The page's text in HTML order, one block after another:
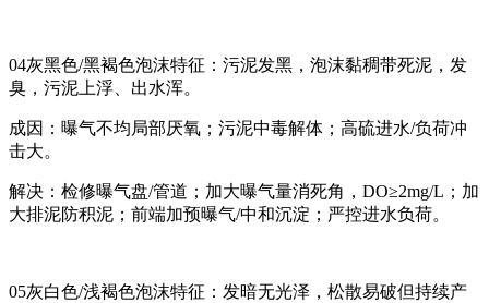
04灰黑色/黑褐色泡沫特征：污泥发黑，泡沫黏稠带死泥，发
臭，污泥上浮、出水浑。
成因：曝气不均局部厌氧；污泥中毒解体；高硫进水/负荷冲
击大。
解决：检修曝气盘/管道；加大曝气量消死角，DO≥2mg/L；加
大排泥防积泥；前端加预曝气/中和沉淀；严控进水负荷。
05灰白色/浅褐色泡沫特征：发暗无光泽，松散易破但持续产